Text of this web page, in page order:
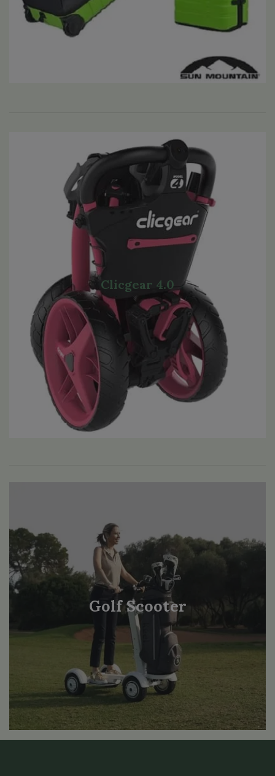
Clicgear 4.0
Golf Scooter